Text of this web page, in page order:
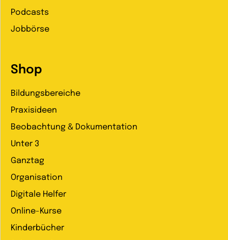
Podcasts
Jobbörse
Shop
Bildungsbereiche
Praxisideen
Beobachtung & Dokumentation
Unter 3
Ganztag
Organisation
Digitale Helfer
Online-Kurse
Kinderbücher